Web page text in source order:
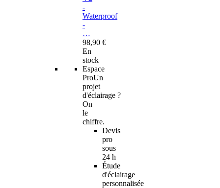
-
Waterproof
-
…
98,90 €
En
stock
Espace
ProUn
projet
d'éclairage ?
On
le
chiffre.
Devis
pro
sous
24 h
Étude
d'éclairage
personnalisée